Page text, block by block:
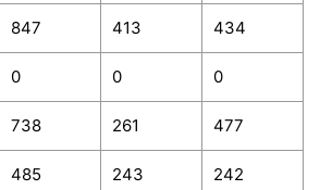
847 413 434
0 0 0
738 261 477
485 243 242